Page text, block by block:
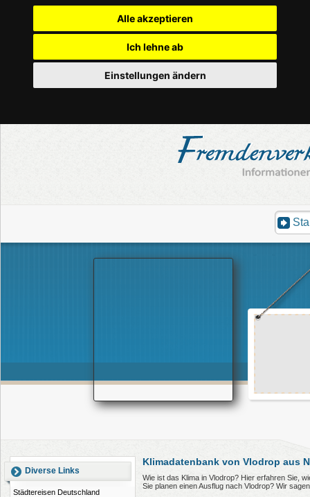
Alle akzeptieren
Ich lehne ab
Einstellungen ändern
Diverse Links
Städtereisen Deutschland
Klimadatenbank von Vlodrop aus
Wie ist das Klima in Vlodrop? Hier erfahren Sie,
Sie planen einen Ausflug nach Vlodrop? Wir